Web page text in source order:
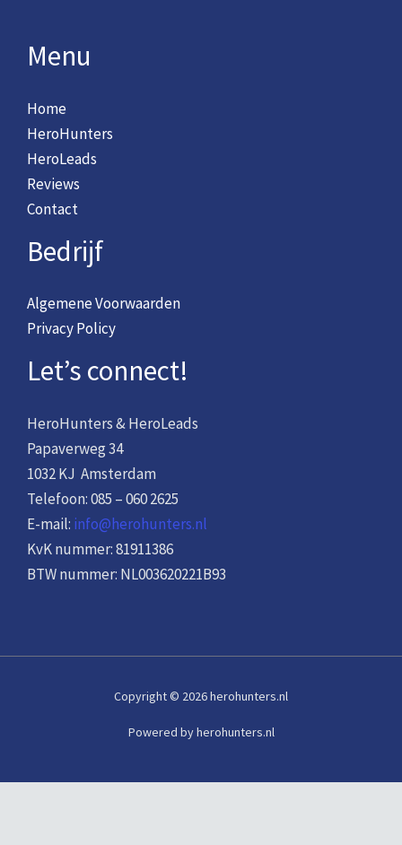
Menu
Home
HeroHunters
HeroLeads
Reviews
Contact
Bedrijf
Algemene Voorwaarden
Privacy Policy
Let’s connect!
HeroHunters & HeroLeads
Papaverweg 34
1032 KJ Amsterdam
Telefoon: 085 – 060 2625
E-mail: info@herohunters.nl
KvK nummer: 81911386
BTW nummer: NL003620221B93
Copyright © 2026 herohunters.nl
Powered by herohunters.nl